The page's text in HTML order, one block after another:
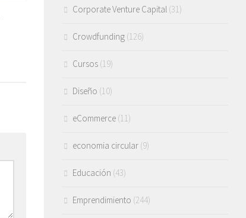
Corporate Venture Capital (31)
Crowdfunding (126)
Cursos (19)
Diseño (10)
eCommerce (11)
economia circular (9)
Educación (43)
Emprendimiento (244)